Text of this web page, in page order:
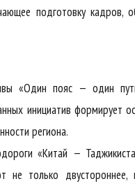
подготовку кадров,
«Один пояс — один
инициатив формирует
региона.
«Китай —
не только двустороннее,